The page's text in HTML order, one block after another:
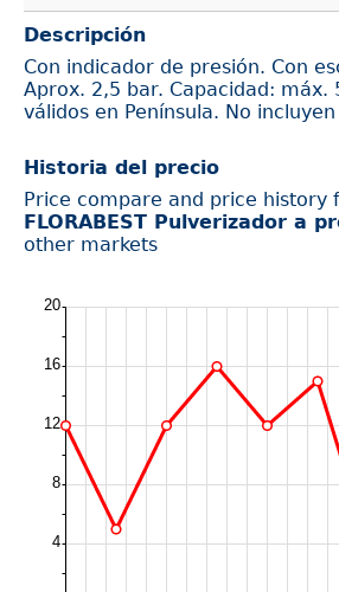
Descripción
Con indicador de presión. Con
Aprox. 2,5 bar. Capacidad: máx.
válidos en Península. No
Historia del precio
Price compare and price history
FLORABEST Pulverizador a
other markets